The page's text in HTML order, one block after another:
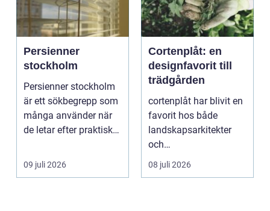
Persienner
stockholm
Persienner stockholm
är ett sökbegrepp som
många använder när
de letar efter praktiska
09 juli 2026
Cortenplåt: en
designfavorit till
trädgården
cortenplåt har blivit en
favorit hos både
landskapsarkitekter
och
trädgårdsentusiaster.
Det är ett m...
08 juli 2026